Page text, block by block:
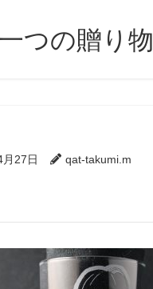
つの贈り物
27日 qat-takumi.m